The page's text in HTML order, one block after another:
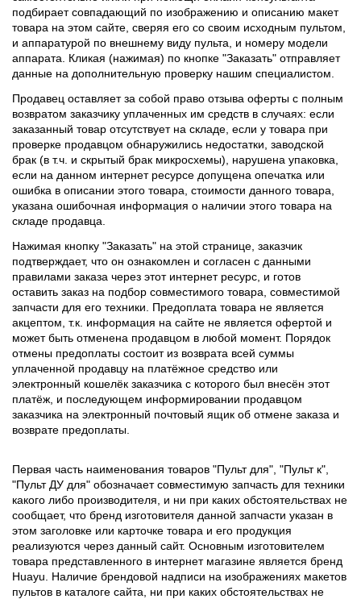
подбирает совпадающий по изображению и описанию макет
товара на этом сайте, сверяя его со своим исходным пультом,
и аппаратурой по внешнему виду пульта, и номеру модели
аппарата. Кликая (нажимая) по кнопке "Заказать" отправляет
данные на дополнительную проверку нашим специалистом.
Продавец оставляет за собой право отзыва оферты с полным
возвратом заказчику уплаченных им средств в случаях: если
заказанный товар отсутствует на складе, если у товара при
проверке продавцом обнаружились недостатки, заводской
брак (в т.ч. и скрытый брак микросхемы), нарушена упаковка,
если на данном интернет ресурсе допущена опечатка или
ошибка в описании этого товара, стоимости данного товара,
указана ошибочная информация о наличии этого товара на
складе продавца.
Нажимая кнопку "Заказать" на этой странице, заказчик
подтверждает, что он ознакомлен и согласен с данными
правилами заказа через этот интернет ресурс, и готов
оставить заказ на подбор совместимого товара, совместимой
запчасти для его техники. Предоплата товара не является
акцептом, т.к. информация на сайте не является офертой и
может быть отменена продавцом в любой момент. Порядок
отмены предоплаты состоит из возврата всей суммы
уплаченной продавцу на платёжное средство или
электронный кошелёк заказчика с которого был внесён этот
платёж, и последующем информировании продавцом
заказчика на электронный почтовый ящик об отмене заказа и
возврате предоплаты.
Первая часть наименования товаров "Пульт для", "Пульт к",
"Пульт ДУ для" обозначает совместимую запчасть для техники
какого либо производителя, и ни при каких обстоятельствах не
сообщает, что бренд изготовителя данной запчасти указан в
этом заголовке или карточке товара и его продукция
реализуются через данный сайт. Основным изготовителем
товара представленного в интернет магазине является бренд
Huayu. Наличие брендовой надписи на изображениях макетов
пультов в каталоге сайта, ни при каких обстоятельствах не